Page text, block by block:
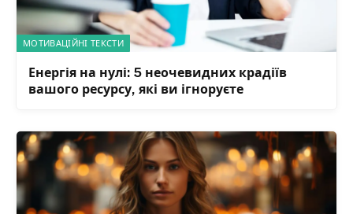
МОТИВАЦІЙНІ ТЕКСТИ
Енергія на нулі: 5 неочевидних крадіїв
вашого ресурсу, які ви ігноруєте